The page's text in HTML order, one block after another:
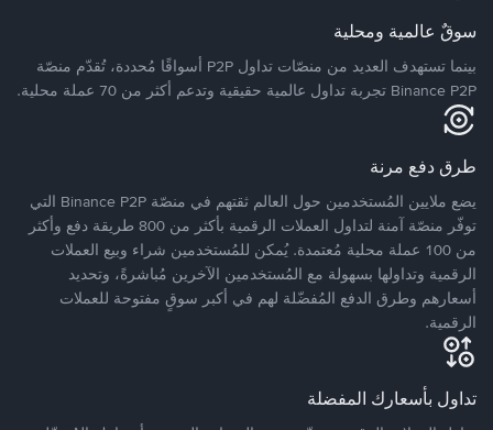
سوقٌ عالمية ومحلية
بينما تستهدف العديد من منصّات تداول P2P أسواقًا مُحددة، تُقدّم منصّة
Binance P2P تجربة تداول عالمية حقيقية وتدعم أكثر من 70 عملة محلية.
طرق دفع مرنة
يضع ملايين المُستخدمين حول العالم ثقتهم في منصّة Binance P2P التي
توفّر منصّة آمنة لتداول العملات الرقمية بأكثر من 800 طريقة دفع وأكثر
من 100 عملة محلية مُعتمدة. يُمكن للمُستخدمين شراء وبيع العملات
الرقمية وتداولها بسهولة مع المُستخدمين الآخرين مُباشرةً، وتحديد
أسعارهم وطرق الدفع المُفضّلة لهم في أكبر سوقٍ مفتوحة للعملات
الرقمية.
تداول بأسعارك المفضلة